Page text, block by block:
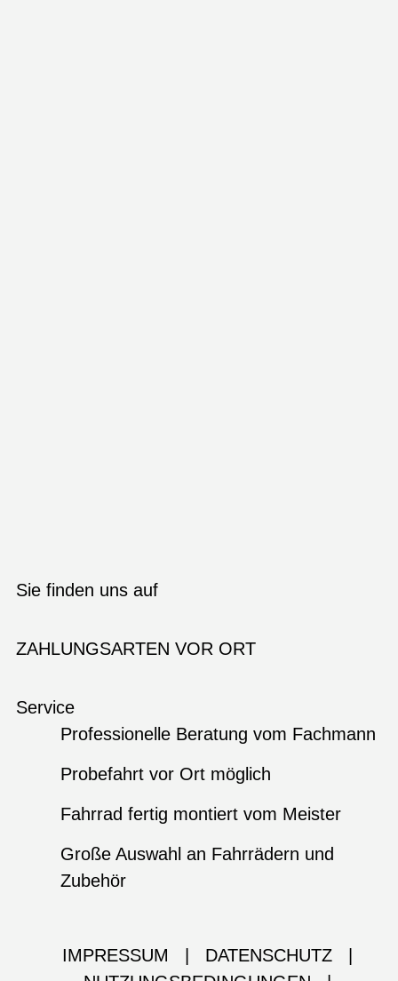
Sie finden uns auf
ZAHLUNGSARTEN VOR ORT
Service
Professionelle Beratung vom Fachmann
Probefahrt vor Ort möglich
Fahrrad fertig montiert vom Meister
Große Auswahl an Fahrrädern und
Zubehör
IMPRESSUM DATENSCHUTZ